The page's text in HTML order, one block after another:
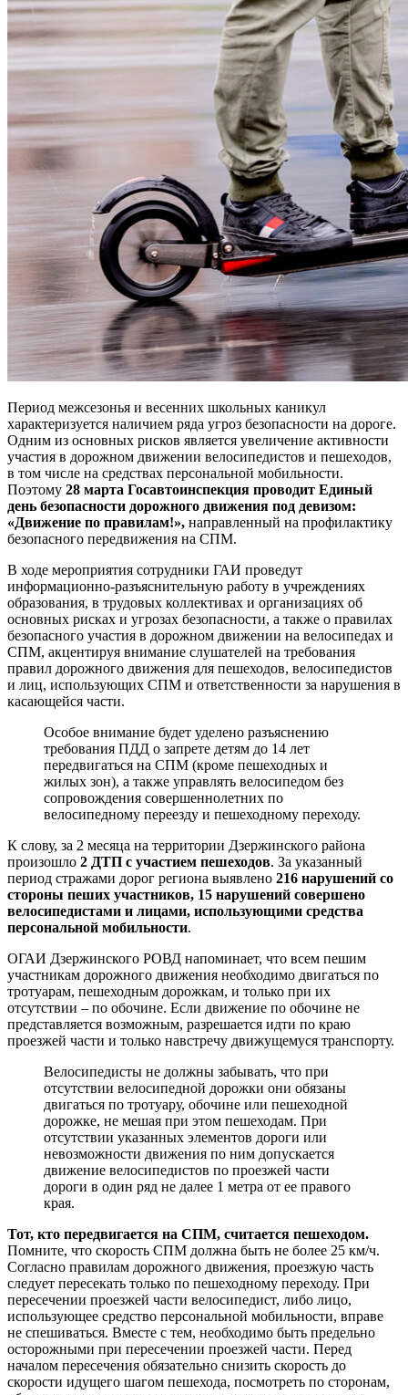
Период межсезонья и весенних школьных каникул
характеризуется наличием ряда угроз безопасности на дороге.
Одним из основных рисков является увеличение активности
участия в дорожном движении велосипедистов и пешеходов,
в том числе на средствах персональной мобильности.
Поэтому 28 марта Госавтоинспекция проводит Единый
день безопасности дорожного движения под девизом:
«Движение по правилам!», направленный на профилактику
безопасного передвижения на СПМ.
В ходе мероприятия сотрудники ГАИ проведут
информационно-разъяснительную работу в учреждениях
образования, в трудовых коллективах и организациях об
основных рисках и угрозах безопасности, а также о правилах
безопасного участия в дорожном движении на велосипедах и
СПМ, акцентируя внимание слушателей на требования
правил дорожного движения для пешеходов, велосипедистов
и лиц, использующих СПМ и ответственности за нарушения в
касающейся части.
Особое внимание будет уделено разъяснению
требования ПДД о запрете детям до 14 лет
передвигаться на СПМ (кроме пешеходных и
жилых зон), а также управлять велосипедом без
сопровождения совершеннолетних по
велосипедному переезду и пешеходному переходу.
К слову, за 2 месяца на территории Дзержинского района
произошло 2 ДТП с участием пешеходов. За указанный
период стражами дорог региона выявлено 216 нарушений со
стороны пеших участников, 15 нарушений совершено
велосипедистами и лицами, использующими средства
персональной мобильности.
ОГАИ Дзержинского РОВД напоминает, что всем пешим
участникам дорожного движения необходимо двигаться по
тротуарам, пешеходным дорожкам, и только при их
отсутствии – по обочине. Если движение по обочине не
представляется возможным, разрешается идти по краю
проезжей части и только навстречу движущемуся транспорту.
Велосипедисты не должны забывать, что при
отсутствии велосипедной дорожки они обязаны
двигаться по тротуару, обочине или пешеходной
дорожке, не мешая при этом пешеходам. При
отсутствии указанных элементов дороги или
невозможности движения по ним допускается
движение велосипедистов по проезжей части
дороги в один ряд не далее 1 метра от ее правого
края.
Тот, кто передвигается на СПМ, считается пешеходом.
Помните, что скорость СПМ должна быть не более 25 км/ч.
Согласно правилам дорожного движения, проезжую часть
следует пересекать только по пешеходному переходу. При
пересечении проезжей части велосипедист, либо лицо,
использующее средство персональной мобильности, вправе
не спешиваться. Вместе с тем, необходимо быть предельно
осторожными при пересечении проезжей части. Перед
началом пересечения обязательно снизить скорость до
скорости идущего шагом пешехода, посмотреть по сторонам,